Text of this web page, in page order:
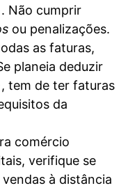
Não cumprir
ou penalizações.
as faturas,
planeia deduzir
tem de ter faturas
da
comércio
verifique se
à distância